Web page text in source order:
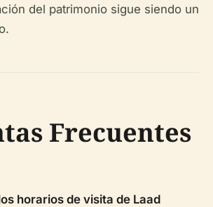
del patrimonio sigue siendo un
Frecuentes
horarios de visita de Laad